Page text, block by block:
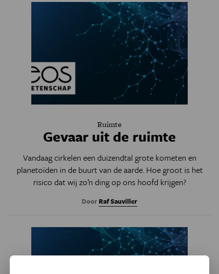
Ruimte
Gevaar uit de ruimte
Vandaag cirkelen een duizendtal grote kometen en
planetoïden in de buurt van de aarde. Hoe groot is het
risico dat wij zo’n ding op ons hoofd krijgen?
Door Raf Sauviller